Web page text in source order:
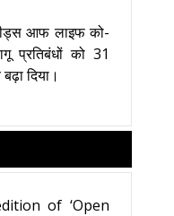
आफ लाइफ को-
प्रतिबंधों को 31
दिया।
of ‘Open